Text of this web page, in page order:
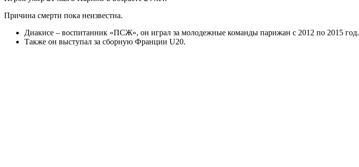
Причина смерти пока неизвестна.
Диакисе – воспитанник «ПСЖ», он играл за молодежные команды парижан с 2012 по 2015 год.
Также он выступал за сборную Франции U20.